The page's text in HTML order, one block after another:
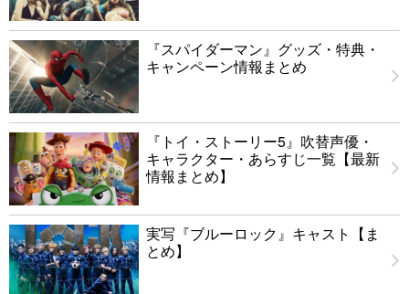
『スパイダーマン』グッズ・特典・
キャンペーン情報まとめ
『トイ・ストーリー5』吹替声優・
キャラクター・あらすじ一覧【最新
情報まとめ】
実写『ブルーロック』キャスト【ま
とめ】